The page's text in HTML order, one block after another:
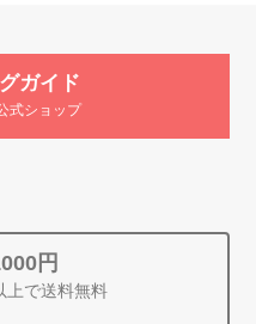
ガイド
式ショップ
円
上で送料無料